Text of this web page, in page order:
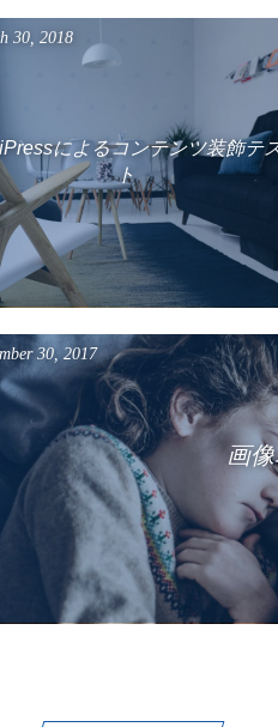
30,2018
によるコンテンツ装飾テ
ト
30,2017
画